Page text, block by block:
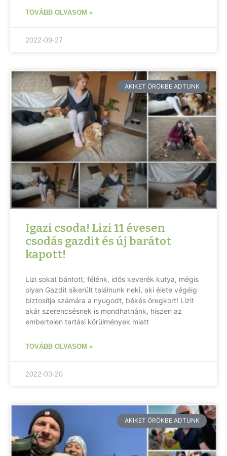
TOVÁBB OLVASOM »
2022-09-27
AKIKET ÖRÖKBE ADTUNK
Igazi csoda! Lizi 11 évesen
csodás gazdit és új barátot
kapott!
Lizi sokat bántott, félénk, idős keverék kutya, mégis
olyan Gazdit sikerült találnunk neki, aki élete végéig
biztosítja számára a nyugodt, békés öregkort! Lizit
akár szerencsésnek is mondhatnánk, hiszen az
embertelen tartási körülmények miatt
TOVÁBB OLVASOM »
2022-03-20
AKIKET ÖRÖKBE ADTUNK